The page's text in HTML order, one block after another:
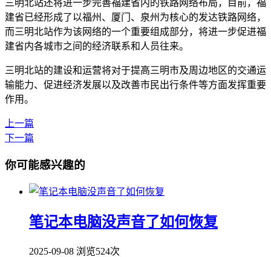
三明北站还将进一步完善福建省内的铁路网络布局，目前，福
建省已经形成了以福州、厦门、泉州为核心的发达铁路网络，
而三明北站作为该网络的一个重要组成部分，将进一步促进福
建省内各城市之间的经济联系和人员往来。
三明北站的建设和运营将对于提高三明市及周边地区的交通运
输能力、促进经济发展以及改善市民出行条件等方面发挥重要
作用。
上一篇
下一篇
你可能感兴趣的
笔记本电脑没声音了如何恢复
2025-09-08 浏览524次